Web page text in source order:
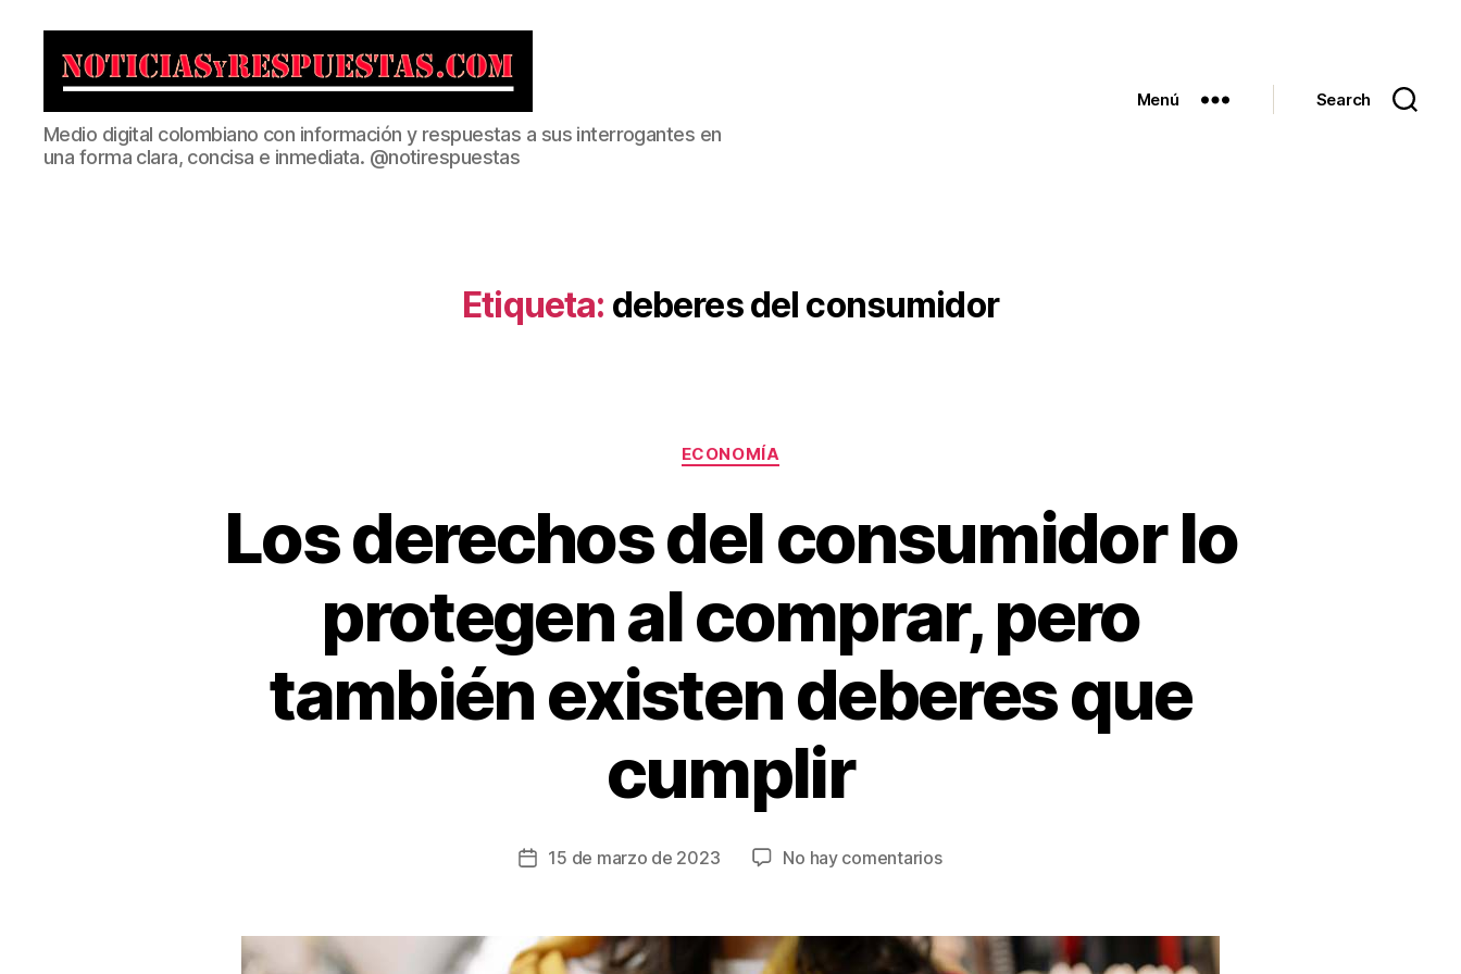
Noticias
y
Respuestas
Medio digital colombiano con información y respuestas a sus interrogantes en
una forma clara, concisa e inmediata. @notirespuestas
Menú Search
Etiqueta: deberes del consumidor
Categorías
ECONOMÍA
Los derechos del consumidor lo
protegen al comprar, pero
también existen deberes que
cumplir
Fecha
entrada
15 de marzo de 2023 No hay comentariosen
del
consumidor